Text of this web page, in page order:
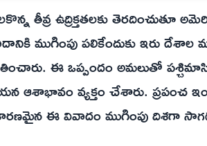
తీవ్ర ఉద్రిక్తతలకు తెరదించుతూ
ముగింపు పలికేందుకు ఇరు
ఈ ఒప్పందం అమలుతో
వ్యక్తం చేశారు. ప్రపంచ
ఈ వివాదం ముగింపు దిశగా